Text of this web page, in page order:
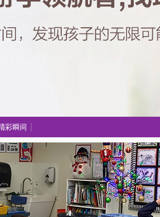
彩瞬间